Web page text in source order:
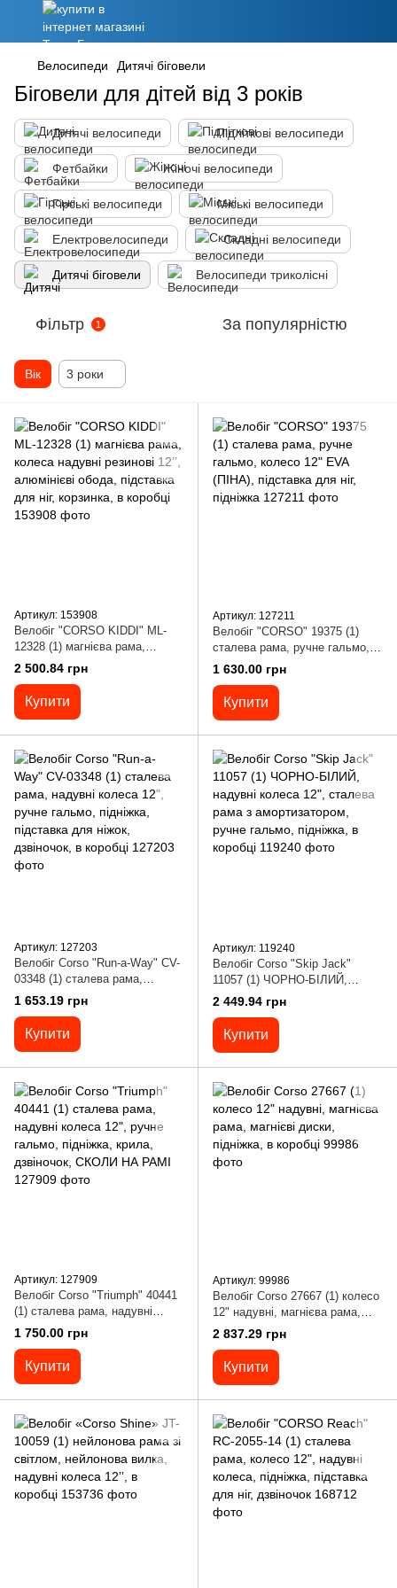
Велосипеди Дитячі біговели
Біговели для дітей від 3 років
Дитячі велосипеди Підліткові велосипеди
Фетбайки Жіночі велосипеди
Гірські велосипеди Міські велосипеди
Електровелосипеди Складні велосипеди
Дитячі біговели Велосипеди триколісні
Фільтр 1 За популярністю
Вік 3 роки
Артикул: 153908
Велобіг "CORSO KIDDI" ML-
12328 (1) магнієва рама,
колеса надувні резинові 12’’,
алюмінієві обода, підставка
для ніг, корзинка, в коробці
2 500.84 грн
Купити
Артикул: 127211
Велобіг "CORSO" 19375 (1)
сталева рама, ручне гальмо,
колесо 12" EVA (ПІНА),
підставка для ніг, підніжка
1 630.00 грн
Купити
Артикул: 127203
Велобіг Corso "Run-a-Way" CV-
03348 (1) сталева рама,
надувні колеса 12", ручне
гальмо, підніжка, підставка
для ніжок, дзвіночок, в коробці
1 653.19 грн
Купити
Артикул: 119240
Велобіг Corso "Skip Jack"
11057 (1) ЧОРНО-БІЛИЙ,
надувні колеса 12", сталева
рама з амортизатором, ручне
гальмо, підніжка, в коробці
2 449.94 грн
Купити
Артикул: 127909
Велобіг Corso "Triumph" 40441
(1) сталева рама, надувні
колеса 12", ручне гальмо,
підніжка, крила, дзвіночок,
СКОЛИ НА РАМІ
1 750.00 грн
Купити
Артикул: 99986
Велобіг Corso 27667 (1) колесо
12" надувні, магнієва рама,
магнієві диски, підніжка, в
2 837.29 грн
Купити